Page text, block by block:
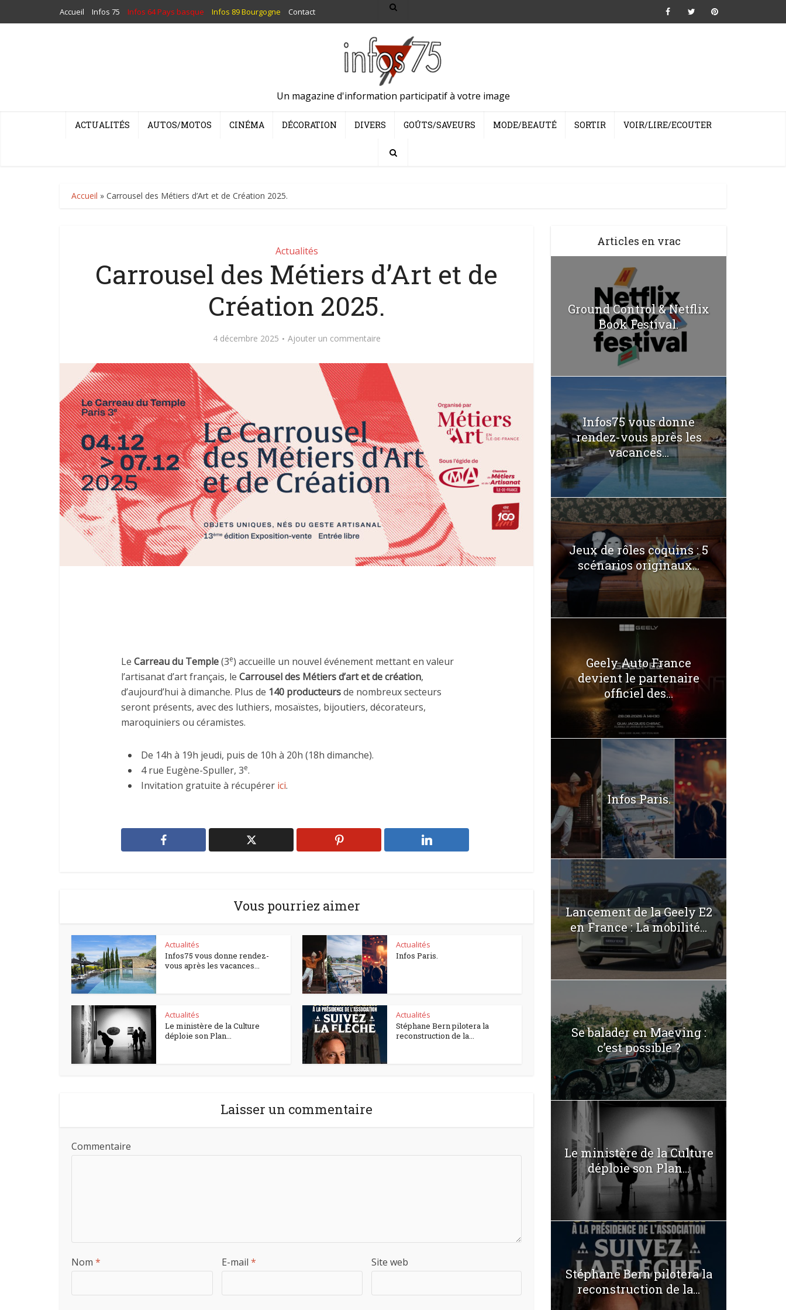
Accueil Infos 75 Infos 64 Pays basque Infos 89 Bourgogne Contact
Un magazine d'information participatif à votre image
ACTUALITÉS AUTOS/MOTOS CINÉMA DÉCORATION DIVERS GOÛTS/SAVEURS MODE/BEAUTÉ SORTIR VOIR/LIRE/ECOUTER
Accueil » Carrousel des Métiers d’Art et de Création 2025.
Actualités
Carrousel des Métiers d’Art et de
Création 2025.
4 décembre 2025 Ajouter un commentaire
Le Carreau du Temple(3e) accueille un nouvel événement mettant en valeur
l’artisanat d’art français, le Carrousel des Métiers d’art et de création,
d’aujourd’hui à dimanche. Plus de 140 producteursde nombreux secteurs
seront présents, avec des luthiers, mosaïstes, bijoutiers, décorateurs,
maroquiniers ou céramistes.
De 14h à 19h jeudi, puis de 10h à 20h (18h dimanche).
4 rue Eugène-Spuller, 3e.
Invitation gratuite à récupérer ici.
Vous pourriez aimer
Actualités
Infos75 vous donne rendez-
vous après les vacances...
Actualités
Infos Paris.
Actualités
Le ministère de la Culture
déploie son Plan...
Actualités
Stéphane Bern pilotera la
reconstruction de la...
Laisser un commentaire
Commentaire
Nom * E-mail * Site web
Articles en vrac
Ground Control & Netflix
Book Festival.
Infos75 vous donne
rendez-vous après les
vacances...
Jeux de rôles coquins : 5
scénarios originaux...
Geely Auto France
devient le partenaire
officiel des...
Infos Paris.
Lancement de la Geely E2
en France : La mobilité...
Se balader en Maeving :
c’est possible ?
Le ministère de la Culture
déploie son Plan...
Stéphane Bern pilotera la
reconstruction de la...